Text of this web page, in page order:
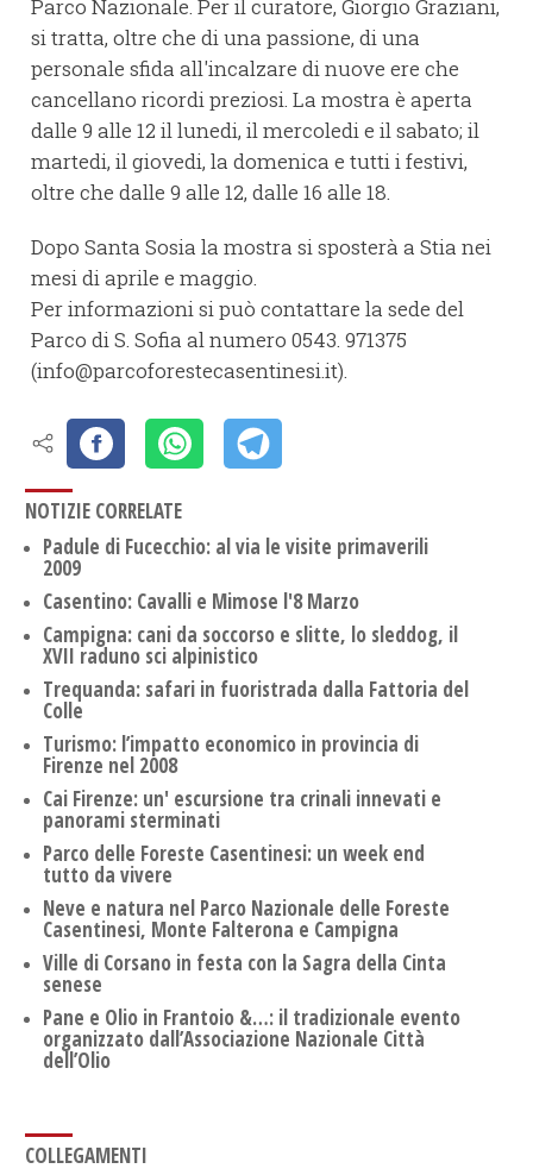
Parco Nazionale. Per il curatore, Giorgio Graziani,
si tratta, oltre che di una passione, di una
personale sfida all'incalzare di nuove ere che
cancellano ricordi preziosi. La mostra è aperta
dalle 9 alle 12 il lunedi, il mercoledi e il sabato; il
martedi, il giovedi, la domenica e tutti i festivi,
oltre che dalle 9 alle 12, dalle 16 alle 18.
Dopo Santa Sosia la mostra si sposterà a Stia nei
mesi di aprile e maggio.
Per informazioni si può contattare la sede del
Parco di S. Sofia al numero 0543. 971375
(info@parcoforestecasentinesi.it).
NOTIZIE CORRELATE
Padule di Fucecchio: al via le visite primaverili
2009
Casentino: Cavalli e Mimose l'8 Marzo
Campigna: cani da soccorso e slitte, lo sleddog, il
XVII raduno sci alpinistico
Trequanda: safari in fuoristrada dalla Fattoria del
Colle
Turismo: l’impatto economico in provincia di
Firenze nel 2008
Cai Firenze: un' escursione tra crinali innevati e
panorami sterminati
Parco delle Foreste Casentinesi: un week end
tutto da vivere
Neve e natura nel Parco Nazionale delle Foreste
Casentinesi, Monte Falterona e Campigna
Ville di Corsano in festa con la Sagra della Cinta
senese
Pane e Olio in Frantoio &…: il tradizionale evento
organizzato dall’Associazione Nazionale Città
dell’Olio
COLLEGAMENTI